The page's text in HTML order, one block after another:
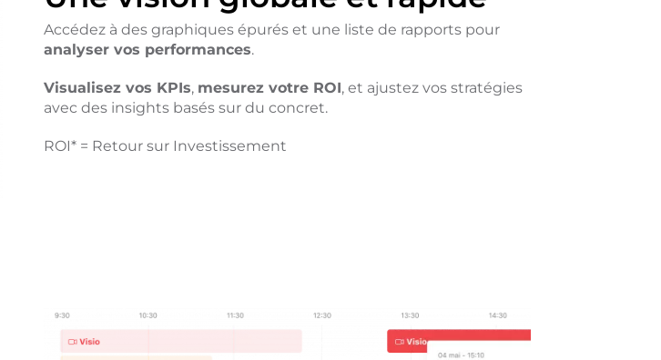
Accédez à des graphiques épurés et une liste de rapports pour
analyser vos performances.
Visualisez vos KPIs, mesurez votre ROI, et ajustez vos stratégies
avec des insights basés sur du concret.
ROI* = Retour sur Investissement